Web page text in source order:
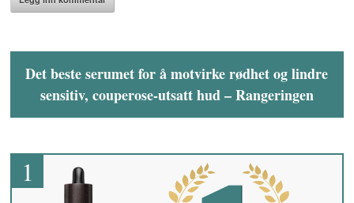
Det beste serumet for å motvirke rødhet og lindre
sensitiv, couperose-utsatt hud – Rangeringen